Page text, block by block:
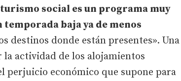
social es un programa muy
baja ya de menos
destinos donde están presentes». Una
actividad de los alojamientos
perjuicio económico que supone para